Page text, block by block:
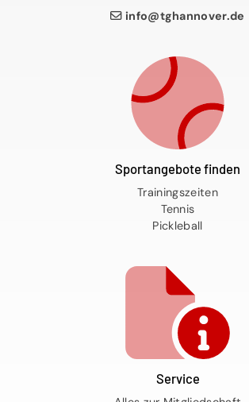
info@tghannover.de
Sportangebote finden
Trainingszeiten
Tennis
Pickleball
Service